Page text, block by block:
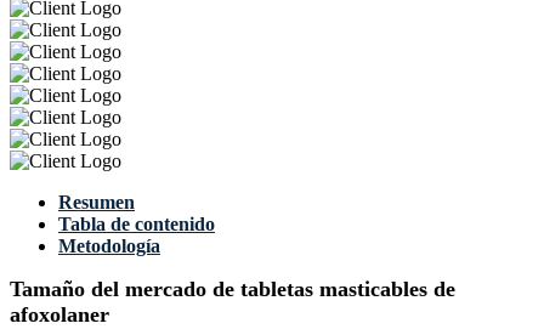
Resumen
Tabla de contenido
Metodología
Tamaño del mercado de tabletas masticables de
afoxolaner